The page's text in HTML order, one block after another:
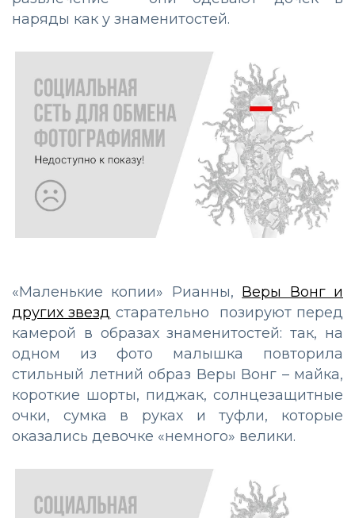
наряды как у знаменитостей.
«Маленькие копии» Рианны, Веры Вонг и
других звезд старательно позируют перед
камерой в образах знаменитостей: так, на
одном из фото малышка повторила
стильный летний образ Веры Вонг – майка,
короткие шорты, пиджак, солнцезащитные
очки, сумка в руках и туфли, которые
оказались девочке «немного» велики.